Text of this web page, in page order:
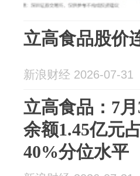
立高食品股价
新浪财经 2026-07-31
立高食品：7
余额1.45亿元
40%分位水平